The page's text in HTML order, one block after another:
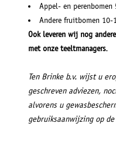
Appel- en
Andere fruitbomen
Ook leveren wij nog
met onze teeltmanagers.
Ten Brinke b.v. wijst u
geschreven adviezen,
alvorens u
gebruiksaanwijzing op